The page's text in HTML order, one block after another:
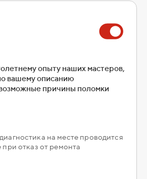
опыту наших мастеров,
вашему описанию
причины поломки
на месте проводится
отказ от ремонта